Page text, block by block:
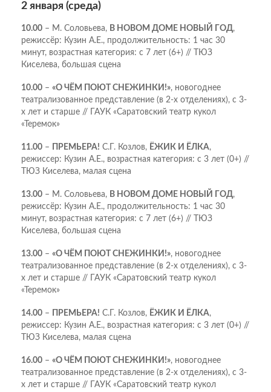
2 января (среда)
10.00 – М. Соловьева, В НОВОМ ДОМЕ НОВЫЙ ГОД,
режиссёр: Кузин А.Е., продолжительность: 1 час 30
минут, возрастная категория: с 7 лет (6+) // ТЮЗ
Киселева, большая сцена
10.00 – «О ЧЁМ ПОЮТ СНЕЖИНКИ!», новогоднее
театрализованное представление (в 2-х отделениях), с 3-
х лет и старше // ГАУК «Саратовский театр кукол
«Теремок»
11.00 – ПРЕМЬЕРА! С.Г. Козлов, ЁЖИК И ЁЛКА,
режиссер: Кузин А.Е., возрастная категория: с 3 лет (0+) //
ТЮЗ Киселева, малая сцена
13.00 – М. Соловьева, В НОВОМ ДОМЕ НОВЫЙ ГОД,
режиссёр: Кузин А.Е., продолжительность: 1 час 30
минут, возрастная категория: с 7 лет (6+) // ТЮЗ
Киселева, большая сцена
13.00 – «О ЧЁМ ПОЮТ СНЕЖИНКИ!», новогоднее
театрализованное представление (в 2-х отделениях), с 3-
х лет и старше // ГАУК «Саратовский театр кукол
«Теремок»
14.00 – ПРЕМЬЕРА! С.Г. Козлов, ЁЖИК И ЁЛКА,
режиссер: Кузин А.Е., возрастная категория: с 3 лет (0+) //
ТЮЗ Киселева, малая сцена
16.00 – «О ЧЁМ ПОЮТ СНЕЖИНКИ!», новогоднее
театрализованное представление (в 2-х отделениях), с 3-
х лет и старше // ГАУК «Саратовский театр кукол